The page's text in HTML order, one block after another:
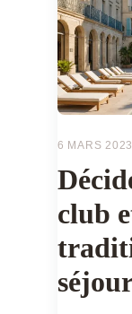
6 MARS 2023
club